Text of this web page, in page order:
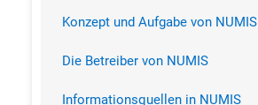
Konzept und Aufgabe von NUMIS
Die Betreiber von NUMIS
Informationsquellen in NUMIS